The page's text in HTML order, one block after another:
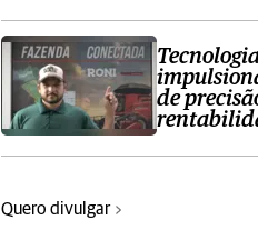
de
Quero divulgar